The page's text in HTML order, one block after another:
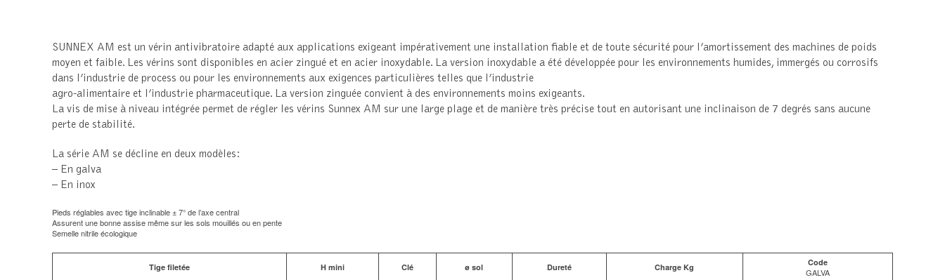
SUNNEX AM est un vérin antivibratoire adapté aux applications exigeant impérativement une installation fiable et de toute sécurité pour l’amortissement des machines de poids
moyen et faible. Les vérins sont disponibles en acier zingué et en acier inoxydable. La version inoxydable a été développée pour les environnements humides, immergés ou corrosifs
dans l’industrie de process ou pour les environnements aux exigences particulières telles que l’industrie
agro-alimentaire et l’industrie pharmaceutique. La version zinguée convient à des environnements moins exigeants.
La vis de mise à niveau intégrée permet de régler les vérins Sunnex AM sur une large plage et de manière très précise tout en autorisant une inclinaison de 7 degrés sans aucune
perte de stabilité.
La série AM se décline en deux modèles:
– En galva
– En inox
Pieds réglables avec tige inclinable ± 7° de l’axe central
Assurent une bonne assise même sur les sols mouillés ou en pente
Semelle nitrile écologique
Tige filetée H mini Clé ø sol Dureté Charge Kg Code
GALVA